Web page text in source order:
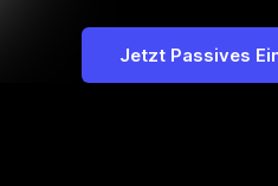
Jetzt Passives